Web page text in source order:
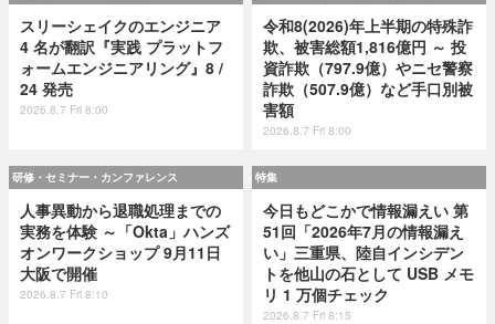
スリーシェイクのエンジニア
4 名が翻訳『実践 プラットフ
ォームエンジニアリング』8 /
24 発売
2026.8.7 Fri 8:00
令和8(2026)年上半期の特殊詐
欺、被害総額1,816億円 ～ 投
資詐欺（797.9億）やニセ警察
詐欺（507.9億）など手口別被
害額
2026.8.7 Fri 8:00
研修・セミナー・カンファレンス
人事異動から退職処理までの
実務を体験 ～「Okta」ハンズ
オンワークショップ 9月11日
大阪で開催
2026.8.7 Fri 8:10
特集
今日もどこかで情報漏えい 第
51回「2026年7月の情報漏え
い」三重県、陸自インシデン
トを他山の石として USB メモ
リ 1 万個チェック
2026.8.7 Fri 8:15